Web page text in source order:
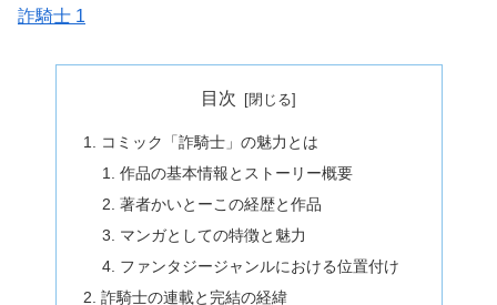
詐騎士 1
目次
コミック「詐騎士」の魅力とは
作品の基本情報とストーリー概要
著者かいとーこの経歴と作品
マンガとしての特徴と魅力
ファンタジージャンルにおける位置付け
詐騎士の連載と完結の経緯